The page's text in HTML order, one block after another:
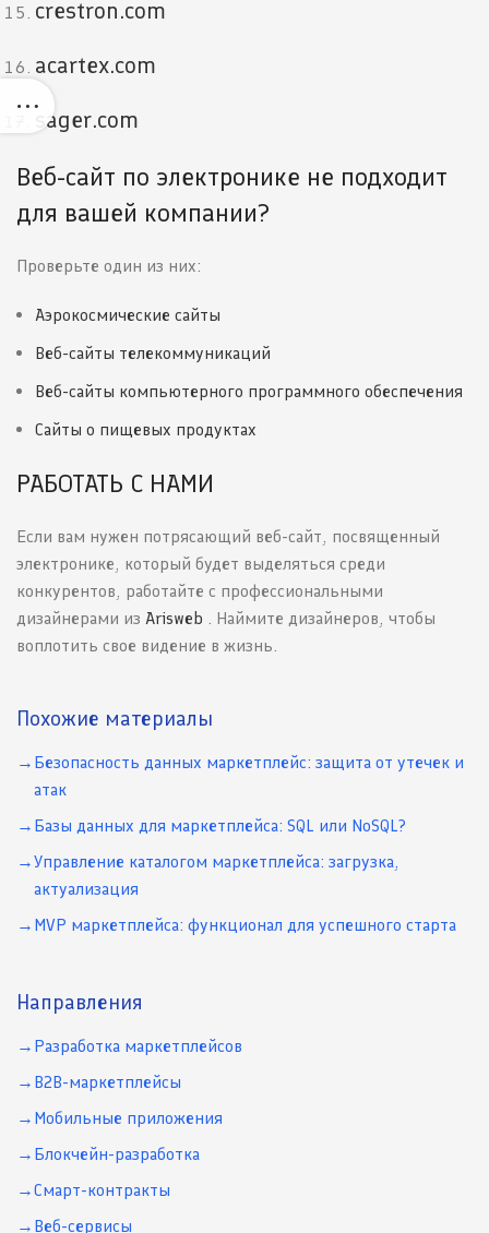
crestron.com
acartex.com
sager.com
Веб-сайт по электронике не подходит
для вашей компании?
Проверьте один из них:
Аэрокосмические сайты
Веб-сайты телекоммуникаций
Веб-сайты компьютерного программного обеспечения
Сайты о пищевых продуктах
РАБОТАТЬ С НАМИ
Если вам нужен потрясающий веб-сайт, посвященный
электронике, который будет выделяться среди
конкурентов, работайте с профессиональными
дизайнерами из Arisweb . Наймите дизайнеров, чтобы
воплотить свое видение в жизнь.
Похожие материалы
Безопасность данных маркетплейс: защита от утечек и
атак
Базы данных для маркетплейса: SQL или NoSQL?
Управление каталогом маркетплейса: загрузка,
актуализация
MVP маркетплейса: функционал для успешного старта
Направления
Разработка маркетплейсов
B2B-маркетплейсы
Мобильные приложения
Блокчейн-разработка
Смарт-контракты
Веб-сервисы